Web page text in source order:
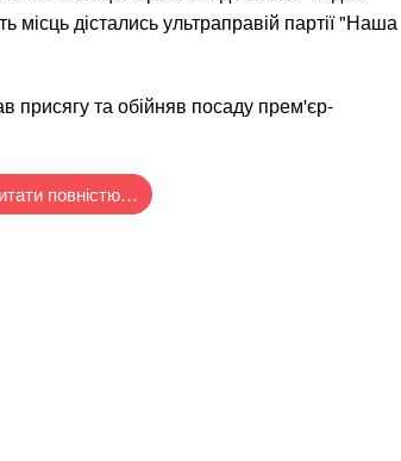
місць дістались ультраправій партії "Наша
присягу та обійняв посаду прем'єр-
повністю…